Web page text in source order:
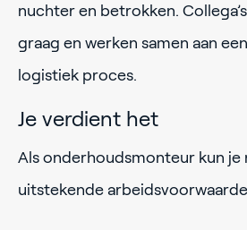
nuchter en betrokken.
graag en werken samen aan
logistiek proces.
Je verdient het
Als onderhoudsmonteur kun je
uitstekende